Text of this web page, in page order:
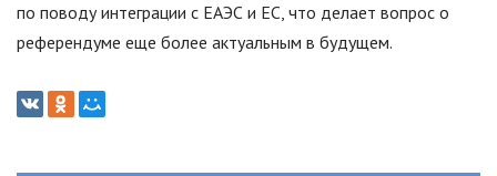
по поводу интеграции с ЕАЭС и ЕС, что делает вопрос о
референдуме еще более актуальным в будущем.